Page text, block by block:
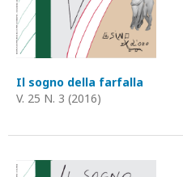
Il sogno della farfalla
V. 25 N. 3 (2016)